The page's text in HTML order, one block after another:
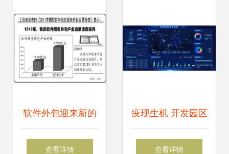
软件外包迎来新的
黄金十年 互联网数
查看详情
疫现生机 开发园区
属我优，投资八桂
查看详情